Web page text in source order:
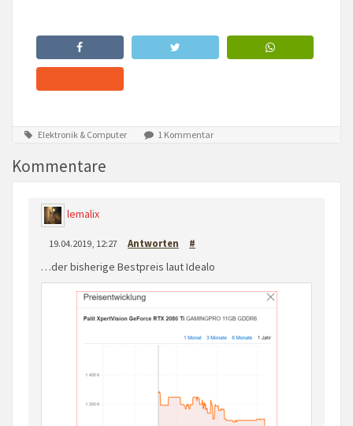
Elektronik & Computer 1 Kommentar
Kommentare
lemalix
19.04.2019, 12:27 Antworten #
…der bisherige Bestpreis laut Idealo